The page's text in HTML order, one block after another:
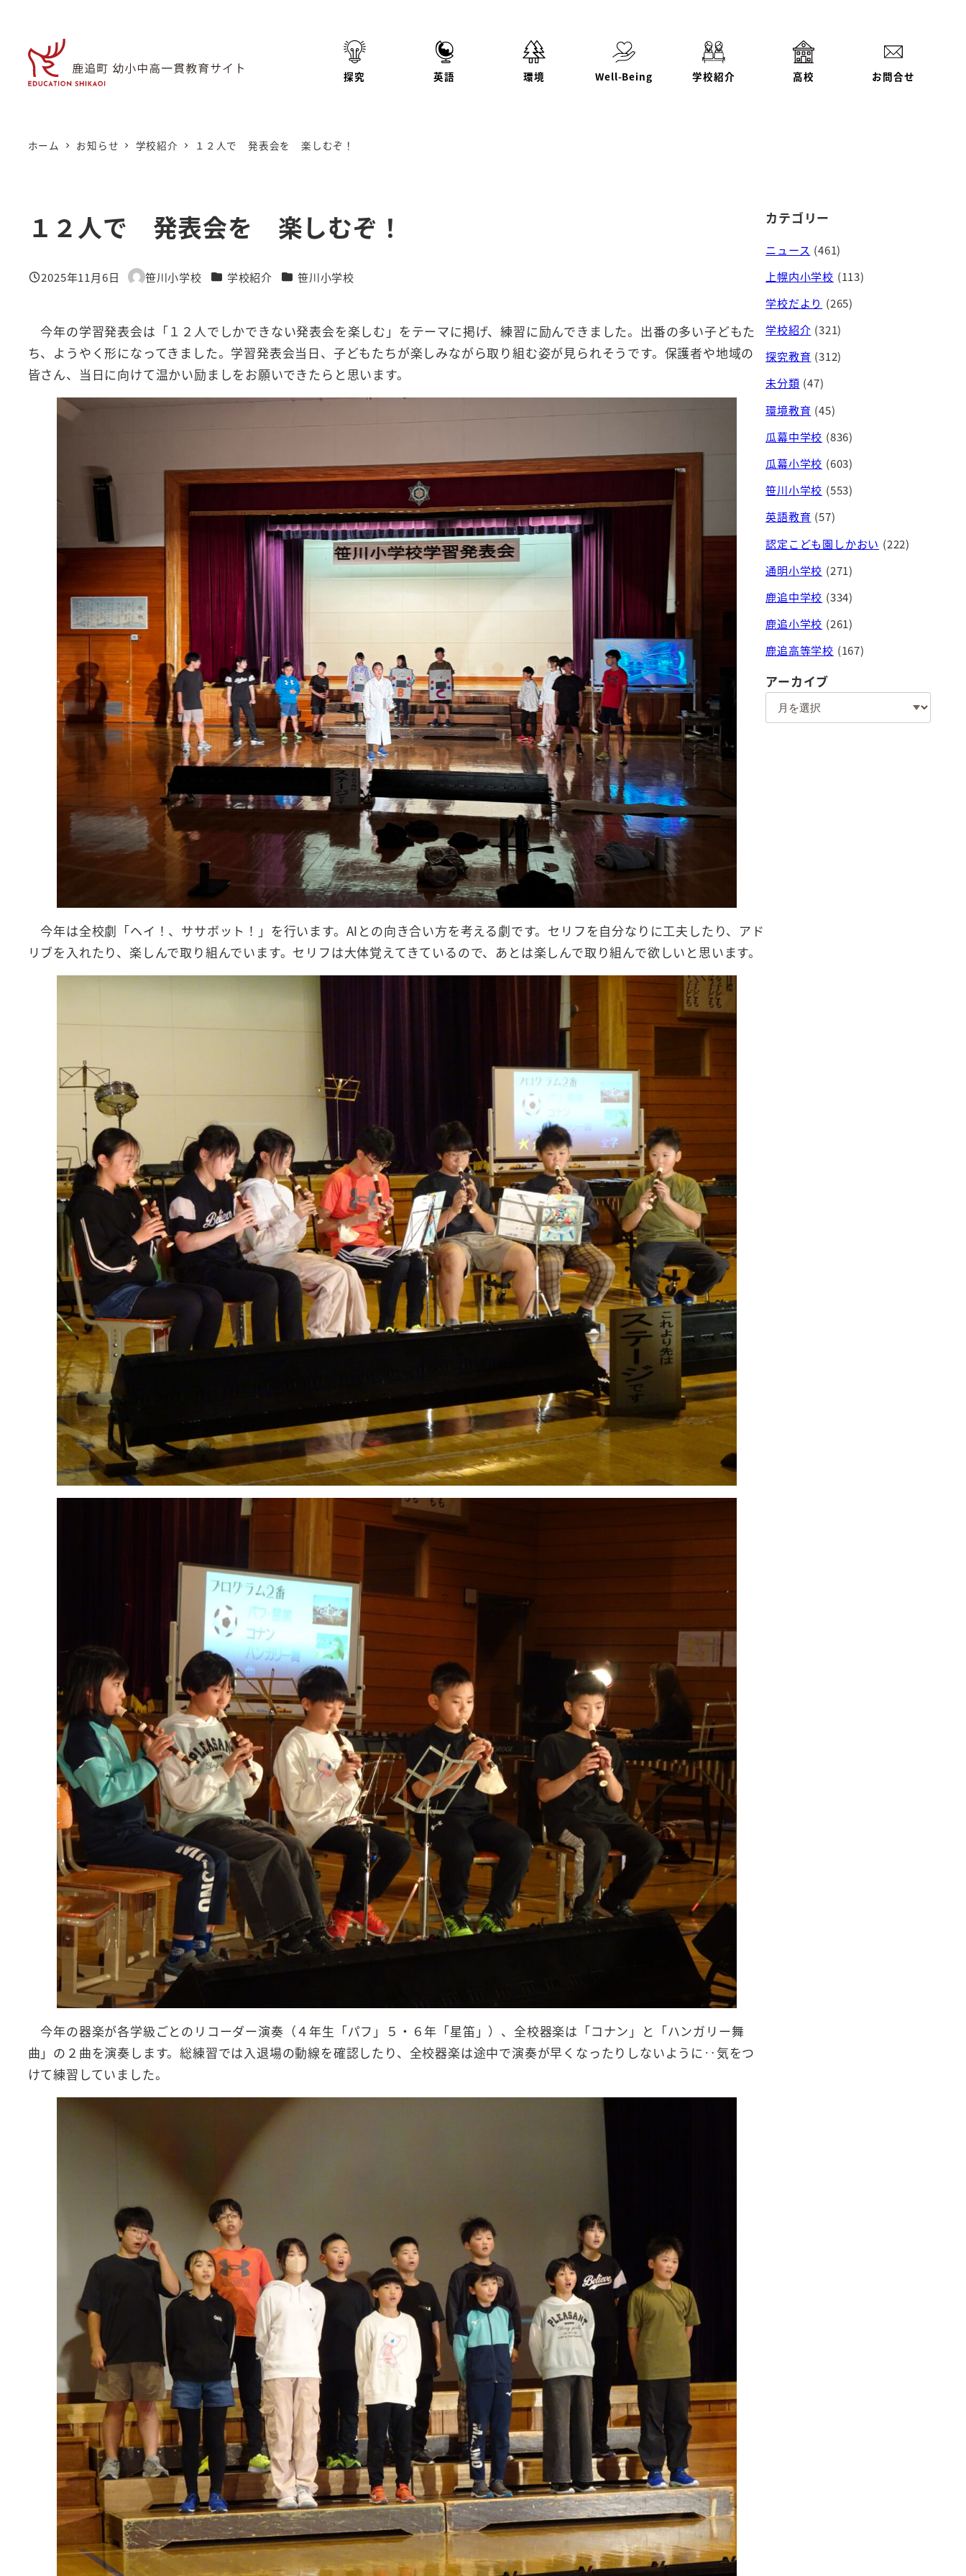
探究 英語 環境 Well-Being 学校紹介 高校 お問合せ
ホーム お知らせ 学校紹介 １２人で 発表会を 楽しむぞ！
１２人で 発表会を 楽しむぞ！
投稿日
2025年11月6日
著
笹川小学校 カテゴリー
学校紹介 カテゴリー
笹川小学校
今年の学習発表会は「１２人でしかできない発表会を楽しむ」をテーマに掲げ、練習に励んできました。出番の多い子どもた
ち、ようやく形になってきました。学習発表会当日、子どもたちが楽しみながら取り組む姿が見られそうです。保護者や地域の
皆さん、当日に向けて温かい励ましをお願いできたらと思います。
今年は全校劇「ヘイ！、ササボット！」を行います。AIとの向き合い方を考える劇です。セリフを自分なりに工夫したり、アド
リブを入れたり、楽しんで取り組んでいます。セリフは大体覚えてきているので、あとは楽しんで取り組んで欲しいと思います。
今年の器楽が各学級ごとのリコーダー演奏（４年生「パフ」５・６年「星笛」）、全校器楽は「コナン」と「ハンガリー舞
曲」の２曲を演奏します。総練習では入退場の動線を確認したり、全校器楽は途中で演奏が早くなったりしないように‥気をつ
けて練習していました。
カテゴリー
ニュース (461)
上幌内小学校 (113)
学校だより (265)
学校紹介 (321)
探究教育 (312)
未分類 (47)
環境教育 (45)
瓜幕中学校 (836)
瓜幕小学校 (603)
笹川小学校 (553)
英語教育 (57)
認定こども園しかおい (222)
通明小学校 (271)
鹿追中学校 (334)
鹿追小学校 (261)
鹿追高等学校 (167)
アーカイブ